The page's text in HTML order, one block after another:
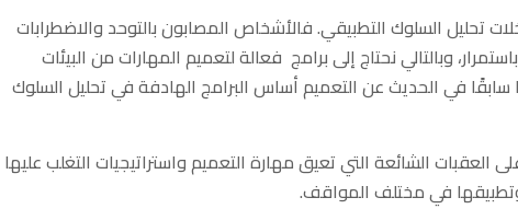
تحليل السلوك التطبيقي. فالأشخاص المصابون بالتوحد والاضطرابات
وبالتالي نحتاج إلى برامج فعالة لتعميم المهارات من البيئات
سابقًا في الحديث عن التعميم أساس البرامج الهادفة في تحليل السلوك
الشائعة التي تعيق مهارة التعميم واستراتيجيات التغلب عليها
في مختلف المواقف.